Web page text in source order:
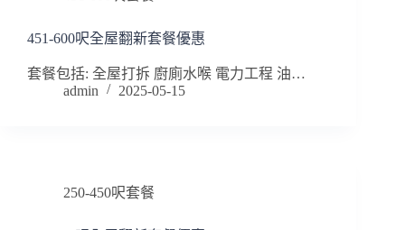
451-600呎全屋翻新套餐優惠
套餐包括: 全屋打拆 廚廁水喉 電力工程 油…
admin
2025-05-15
250-450呎套餐